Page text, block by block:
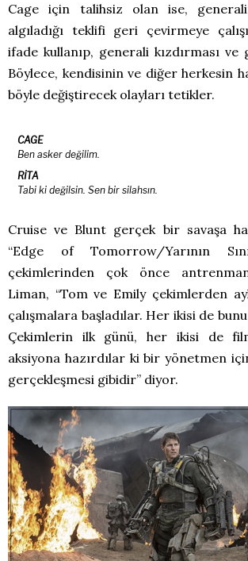
Cage için talihsiz olan ise,
algıladığı teklifi geri çevirmeye
ifade kullanıp, generali kızdırması ve
Böylece, kendisinin ve diğer herkesin
böyle değiştirecek olayları tetikler.
CAGE
Ben asker değilim.
RİTA
Tabi ki değilsin. Sen bir silahsın.
Cruise ve Blunt gerçek bir savaşa
“Edge of Tomorrow/Yarının
çekimlerinden çok önce
Liman, “Tom ve Emily çekimlerden
çalışmalara başladılar. Her ikisi de
Çekimlerin ilk günü, her ikisi de
aksiyona hazırdılar ki bir yönetmen
gerçekleşmesi gibidir” diyor.